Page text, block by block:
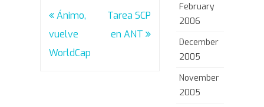
Post
navigation
Ánimo,
vuelve
WorldCap
Tarea SCP
en ANT
February
2006
December
2005
November
2005